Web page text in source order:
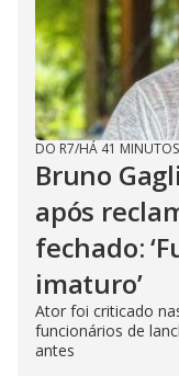
DO R7/HÁ 41 MINUTOS
Bruno
após
fechado:
imaturo’
Ator foi criticado
funcionários de
antes